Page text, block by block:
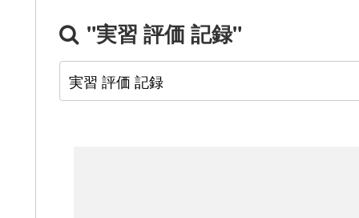
"実習 評価 記録"